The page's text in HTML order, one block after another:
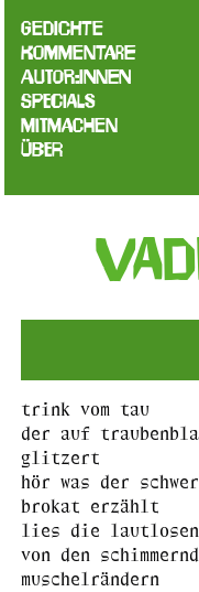
Gedichte
Kommentare
Autor:innen
Specials
Mitmachen
Über
trink vom tau
der auf
glitzert
hör was der
brokat erzählt
lies die
von den
muschelrändern